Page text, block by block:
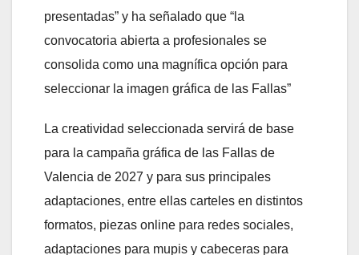
presentadas” y ha señalado que “la
convocatoria abierta a profesionales se
consolida como una magnífica opción para
seleccionar la imagen gráfica de las Fallas”
La creatividad seleccionada servirá de base
para la campaña gráfica de las Fallas de
Valencia de 2027 y para sus principales
adaptaciones, entre ellas carteles en distintos
formatos, piezas online para redes sociales,
adaptaciones para mupis y cabeceras para